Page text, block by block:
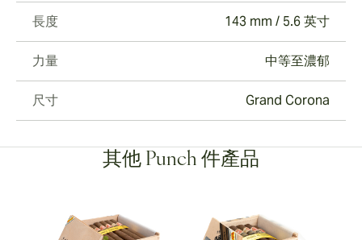
長度 143 mm / 5.6 英寸
力量 中等至濃郁
尺寸 Grand Corona
其他 Punch 件產品